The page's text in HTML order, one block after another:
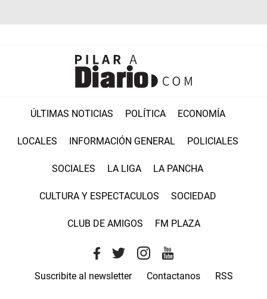
ÚLTIMAS NOTICIAS POLÍTICA ECONOMÍA
LOCALES INFORMACIÓN GENERAL POLICIALES
SOCIALES LA LIGA LA PANCHA
CULTURA Y ESPECTACULOS SOCIEDAD
CLUB DE AMIGOS FM PLAZA
Suscribite al newsletter Contactanos RSS